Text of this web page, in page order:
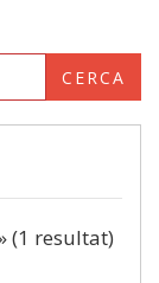
CERCA
(1 resultat)